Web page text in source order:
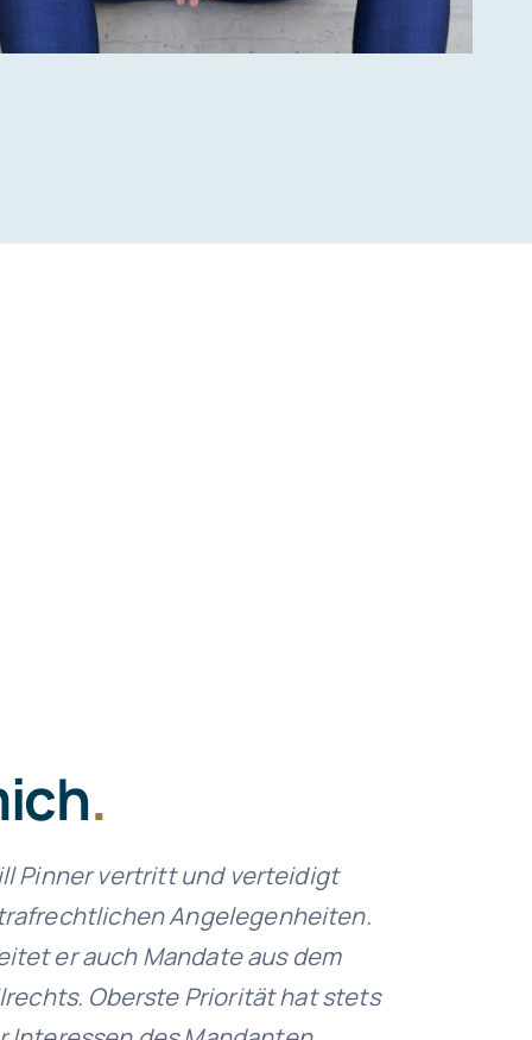
.
Pinner vertritt und verteidigt
Angelegenheiten.
er auch Mandate aus dem
Oberste Priorität hat stets